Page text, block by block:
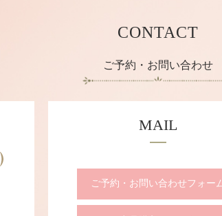
CONTACT
ご予約・お問い合わせ
MAIL
ご予約・お問い合わせフォー